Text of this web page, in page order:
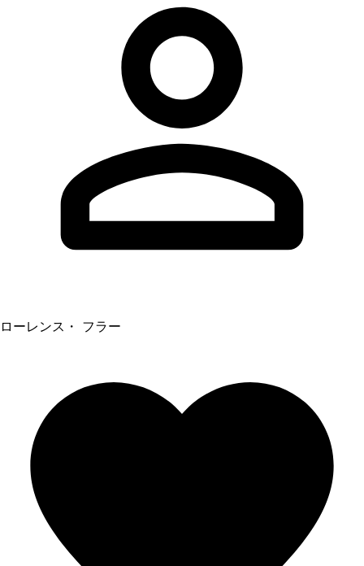
ローレンス・ フラー